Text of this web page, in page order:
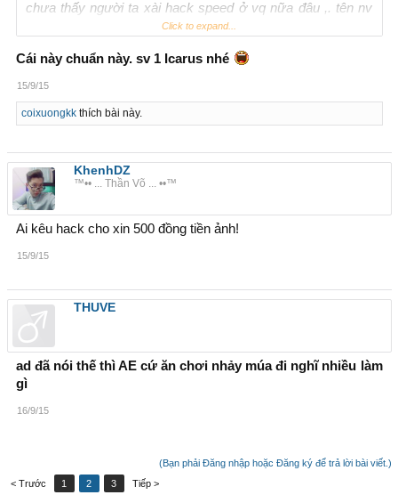
chưa thấy người ta xài hack speed ở vq nữa đâu ,. tên nv
Click to expand...
Cái này chuẩn này. sv 1 Icarus nhé
15/9/15
coixuongkkthích bài này.
KhenhDZ
™•• ... Thần Võ ... ••™
Ai kêu hack cho xin 500 đồng tiền ảnh!
15/9/15
THUVE
ad đã nói thế thì AE cứ ăn chơi nhảy múa đi nghĩ nhiều làm
gì
16/9/15
(Bạn phải Đăng nhập hoặc Đăng ký để trả lời bài viết.)
< Trước
1 2 3 Tiếp >